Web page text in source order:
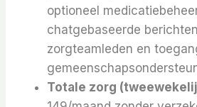
optioneel
chatgebaseerde
zorgteamleden en
Totale zorg